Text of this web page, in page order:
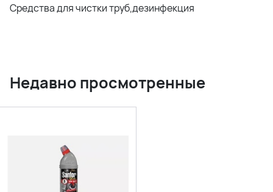
Средства для чистки труб,дезинфекция
Недавно просмотренные